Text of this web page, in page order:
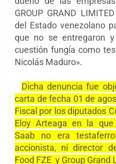
GROUP GRAND
del Estado venezolano
que no se entregaron
cuestión fungía como
Nicolás Maduro».
Dicha denuncia fue
carta de fecha 01 de
Fiscal por los diputados
Eloy Arteaga en la
Saab no era
accionista, ni director
Food FZE y Group Grand